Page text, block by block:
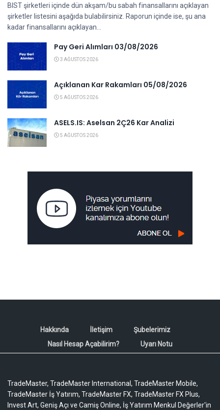
BIST şirketleri içinde dün akşam/bu sabah finansallarını açıklayan
şirketler listesini aşağıda bulabilirsiniz. Raporun içinde ise, şu ana
kadar finansallarını açıklayan...
Pay Geri Alımları 03/08/2026
3 AĞUSTOS 2026
Açıklanan Kar Rakamları 05/08/2026
5 AĞUSTOS 2026
ASELS.IS: Aselsan 2Ç26 Kar Analizi
5 AĞUSTOS 2026
Hakkında İletişim
Şubelerimiz
Nasıl Hesap Açabilirim?
Uyarı Notu
TradeMaster, TradeMaster International, TradeMaster Mobile,
TradeMaster İş Yatırım, TradeMaster FX, TradeMaster FX Plus,
Invest Art, Geniş Açı ve Camiş Online, İş Yatırım Menkul Değerler'in